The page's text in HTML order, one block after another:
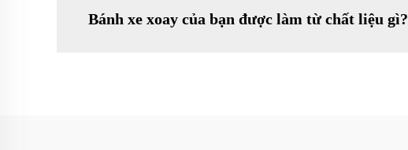
Bánh xe xoay của bạn được làm từ chất liệu gì?